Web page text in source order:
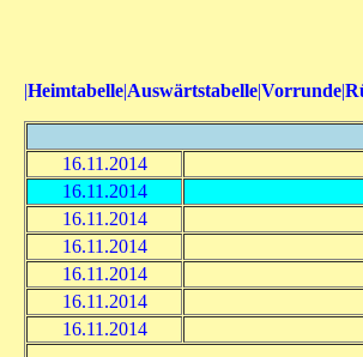
|Heimtabelle|Auswärtstabelle|Vorrunde|
16.11.2014
16.11.2014
16.11.2014
16.11.2014
16.11.2014
16.11.2014
16.11.2014